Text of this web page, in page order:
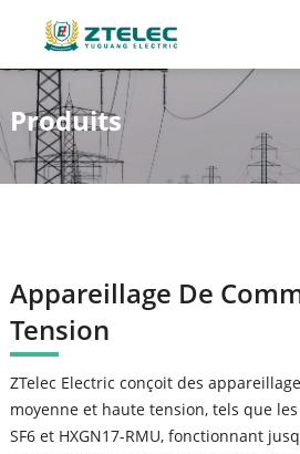
Produits
Appareillage De
Tension
ZTelec Electric conçoit des
moyenne et haute tension, tels que les
SF6 et HXGN17-RMU, fonctionnant